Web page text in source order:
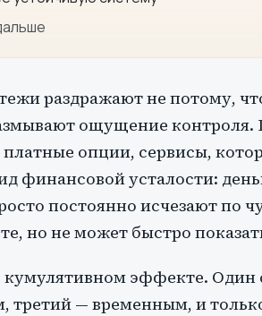
раздражают не потому,
ощущение контроля.
опции, сервисы,
финансовой усталости:
постоянно исчезают по
но не может быстро
кумулятивном эффекте.
третий — временным, и